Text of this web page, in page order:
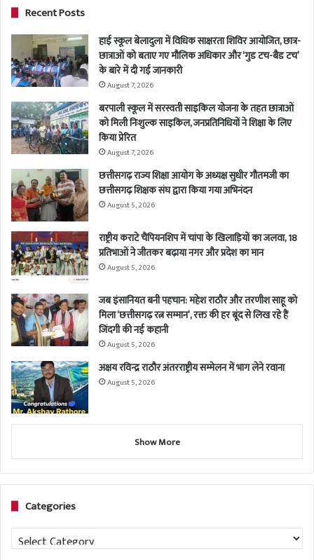
Recent Posts
हाई स्कूल बेलादुला में विधिक साक्षरता शिविर आयोजित, छात्र-
छात्राओं को बताए गए मौलिक अधिकार और ‘गुड टच-बैड टच’
के बारे में दी गई जानकारी
August 7, 2026
बरपाली स्कूल में सरस्वती साइकिल योजना के तहत छात्राओं
को मिली निःशुल्क साइकिल, जनप्रतिनिधियों ने शिक्षा के लिए
किया प्रेरित
August 7, 2026
छत्तीसगढ़ राज्य शिक्षा आयोग के अध्यक्ष सुधीर गौतमजी का
छत्तीसगढ़ शिक्षक संघ द्वारा किया गया अभिनंदन
August 5, 2026
राष्ट्रीय कराटे चैंपियनशिप में चांपा के खिलाड़ियों का जलवा, 18
प्रतिभाओं ने जीतकर बढ़ाया नगर और प्रदेश का मान
August 5, 2026
जब इंसानियत बनी पहचान: महेश राठौर और तरणीश साहू को
मिला ‘छत्तीसगढ़ रत्न सम्मान’, रक्त की हर बूंद से लिख रहे हैं
जिंदगी की नई कहानी
August 5, 2026
अक्षय रविन्द्र राठौर अंतरराष्ट्रीय सम्मेलन में भाग लेने रवाना
August 5, 2026
Show More
Categories
Categories